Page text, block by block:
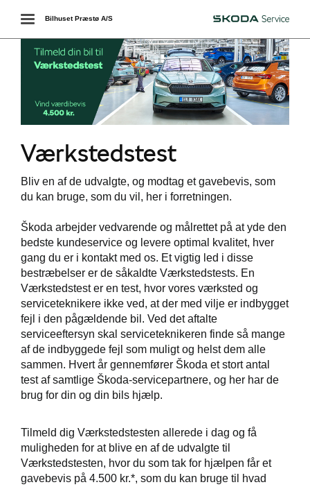
Toggle
navigation
Škoda
Bilhuset Præstø A/S
Værkstedstest
Bliv en af de udvalgte, og modtag et gavebevis, som
du kan bruge, som du vil, her i forretningen.
Škoda arbejder vedvarende og målrettet på at yde den
bedste kundeservice og levere optimal kvalitet, hver
gang du er i kontakt med os. Et vigtig led i disse
bestræbelser er de såkaldte Værkstedstests. En
Værkstedstest er en test, hvor vores værksted og
serviceteknikere ikke ved, at der med vilje er indbygget
fejl i den pågældende bil. Ved det aftalte
serviceeftersyn skal serviceteknikeren finde så mange
af de indbyggede fejl som muligt og helst dem alle
sammen. Hvert år gennemfører Škoda et stort antal
test af samtlige Škoda-servicepartnere, og her har de
brug for din og din bils hjælp.
Tilmeld dig Værkstedstesten allerede i dag og få
muligheden for at blive en af de udvalgte til
Værkstedstesten, hvor du som tak for hjælpen får et
gavebevis på 4.500 kr.*, som du kan bruge til hvad